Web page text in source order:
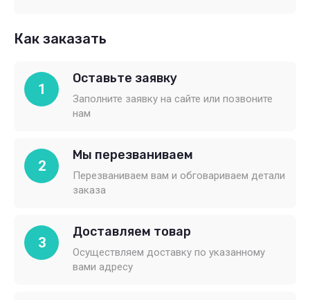
Как заказать
1
Оставьте заявку
Заполните заявку на сайте или позвоните
нам
2
Мы перезваниваем
Перезваниваем вам и обговариваем детали
заказа
3
Доставляем товар
Осуществляем доставку по указанному
вами адресу